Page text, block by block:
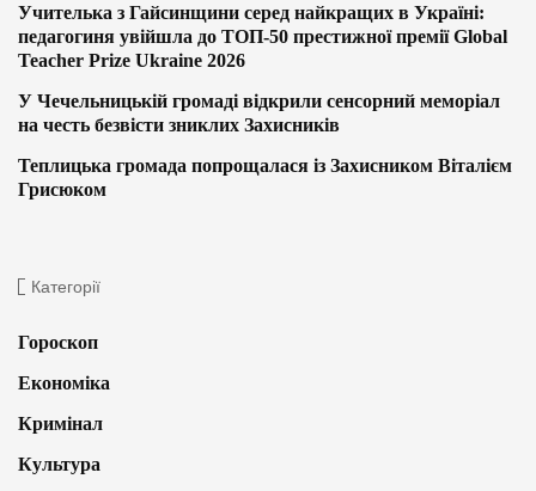
Учителька з Гайсинщини серед найкращих в Україні:
педагогиня увійшла до ТОП-50 престижної премії Global
Teacher Prize Ukraine 2026
У Чечельницькій громаді відкрили сенсорний меморіал
на честь безвісти зниклих Захисників
Теплицька громада попрощалася із Захисником Віталієм
Грисюком
Категорії
Гороскоп
Економіка
Кримінал
Культура